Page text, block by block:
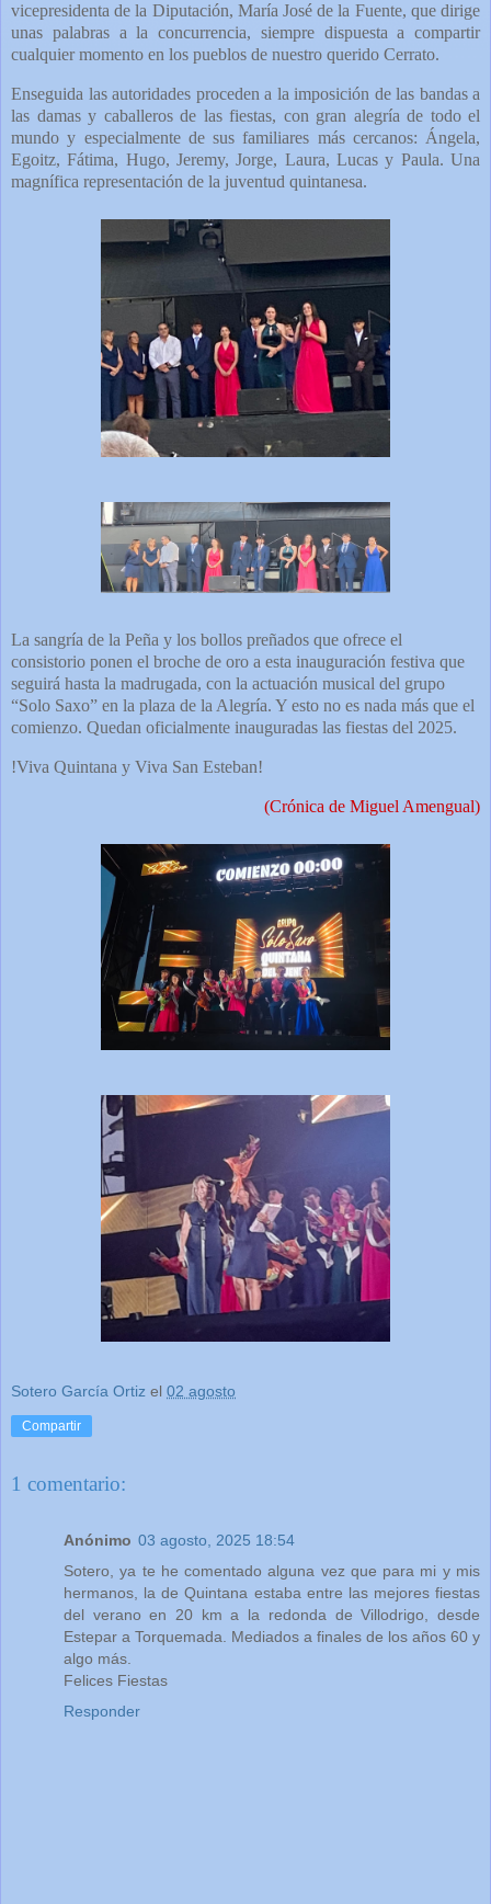
vicepresidenta de la Diputación, María José de la Fuente, que dirige
unas palabras a la concurrencia, siempre dispuesta a compartir
cualquier momento en los pueblos de nuestro querido Cerrato.
Enseguida las autoridades proceden a la imposición de las bandas a
las damas y caballeros de las fiestas, con gran alegría de todo el
mundo y especialmente de sus familiares más cercanos: Ángela,
Egoitz, Fátima, Hugo, Jeremy, Jorge, Laura, Lucas y Paula. Una
magnífica representación de la juventud quintanesa.
La sangría de la Peña y los bollos preñados que ofrece el
consistorio ponen el broche de oro a esta inauguración festiva que
seguirá hasta la madrugada, con la actuación musical del grupo
“Solo Saxo” en la plaza de la Alegría. Y esto no es nada más que el
comienzo. Quedan oficialmente inauguradas las fiestas del 2025.
!Viva Quintana y Viva San Esteban!
(Crónica de Miguel Amengual)
Sotero García Ortiz el 02 agosto
Compartir
1 comentario:
Anónimo 03 agosto, 2025 18:54
Sotero, ya te he comentado alguna vez que para mi y mis
hermanos, la de Quintana estaba entre las mejores fiestas
del verano en 20 km a la redonda de Villodrigo, desde
Estepar a Torquemada. Mediados a finales de los años 60 y
algo más.
Felices Fiestas
Responder